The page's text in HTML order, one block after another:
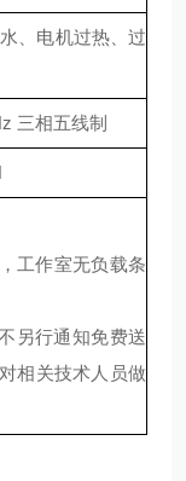
、电机过热、过
三相五线制
工作室无负载条
另行通知免费送
相关技术人员做